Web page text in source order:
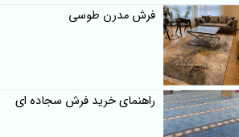
فرش مدرن طوسی
راهنمای خرید فرش سجاده ای